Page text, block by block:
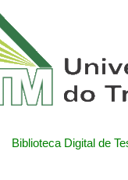
Biblioteca Digital de